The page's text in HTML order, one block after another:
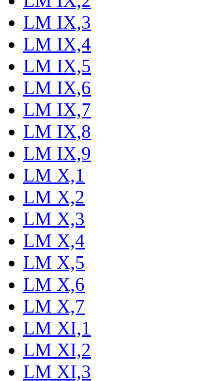
LM IX,3
LM IX,4
LM IX,5
LM IX,6
LM IX,7
LM IX,8
LM IX,9
LM X,1
LM X,2
LM X,3
LM X,4
LM X,5
LM X,6
LM X,7
LM XI,1
LM XI,2
LM XI,3